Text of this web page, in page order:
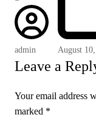
admin August
Leave a
Your email address
marked *